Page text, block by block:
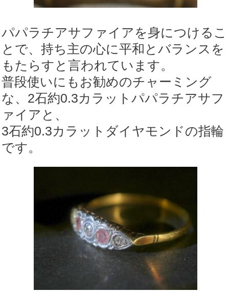
パパラチアサファイアを身につけるこ
とで、持ち主の心に平和とバランスを
もたらすと言われています。
普段使いにもお勧めのチャーミング
な、2石約0.3カラットパパラチアサフ
ァイアと、
3石約0.3カラットダイヤモンドの指輪
です。